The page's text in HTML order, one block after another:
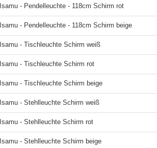
Isamu - Pendelleuchte - 118cm Schirm rot
Isamu - Pendelleuchte - 118cm Schirm beige
Isamu - Tischleuchte Schirm weiß
Isamu - Tischleuchte Schirm rot
Isamu - Tischleuchte Schirm beige
Isamu - Stehlleuchte Schirm weiß
Isamu - Stehlleuchte Schirm rot
Isamu - Stehlleuchte Schirm beige